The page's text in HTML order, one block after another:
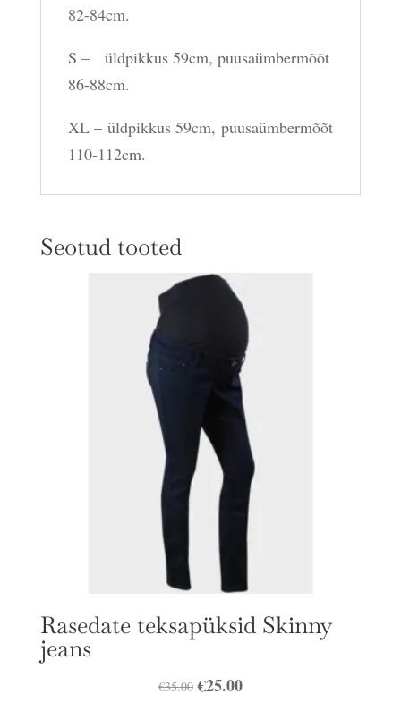
82-84cm.
S – üldpikkus 59cm, puusaümbermõõt
86-88cm.
XL – üldpikkus 59cm, puusaümbermõõt
110-112cm.
Seotud tooted
Rasedate teksapüksid Skinny
jeans
€35.00 Algne
€25.00Praegune